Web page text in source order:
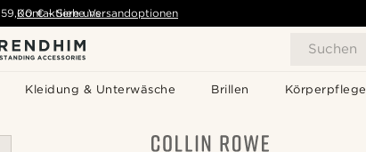
Suchen
Kleidung & Unterwäsche Brillen Körperpflege
59,00 € - Siehe Versandoptionen
Kontaktiere uns